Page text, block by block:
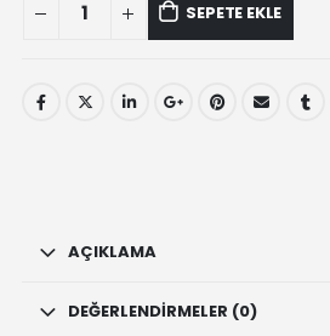
Çubuk
SEPETE EKLE
AÇIKLAMA
DEĞERLENDIRMELER (0)